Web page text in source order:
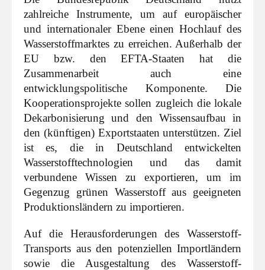
zahlreiche Instrumente, um auf europäischer
und internationaler Ebene einen Hochlauf des
Wasserstoffmarktes zu erreichen. Außerhalb der
EU bzw. den EFTA-Staaten hat die
Zusammenarbeit auch eine
entwicklungspolitische Komponente. Die
Kooperationsprojekte sollen zugleich die lokale
Dekarbonisierung und den Wissensaufbau in
den (künftigen) Exportstaaten unterstützen. Ziel
ist es, die in Deutschland entwickelten
Wasserstofftechnologien und das damit
verbundene Wissen zu exportieren, um im
Gegenzug grünen Wasserstoff aus geeigneten
Produktionsländern zu importieren.
Auf die Herausforderungen des Wasserstoff-
Transports aus den potenziellen Importländern
sowie die Ausgestaltung des Wasserstoff-